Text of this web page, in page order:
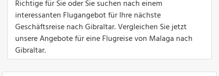
Richtige für Sie oder Sie suchen nach einem
interessanten Flugangebot für Ihre nächste
Geschäftsreise nach Gibraltar. Vergleichen Sie jetzt
unsere Angebote für eine Flugreise von Malaga nach
Gibraltar.